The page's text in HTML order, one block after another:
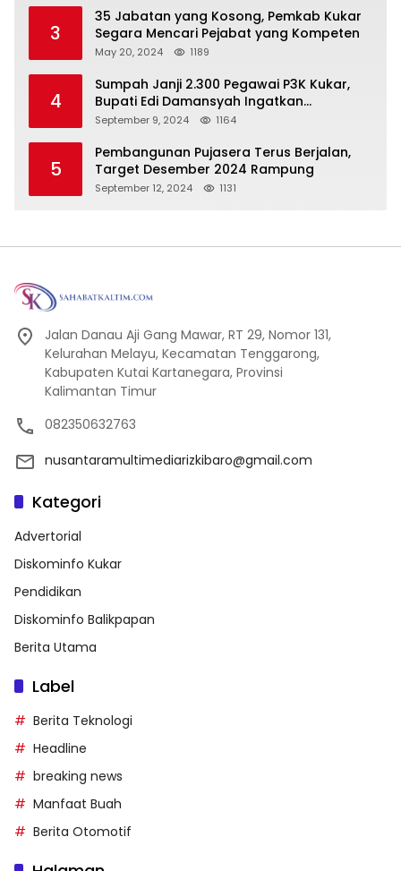
3
35 Jabatan yang Kosong, Pemkab Kukar
Segara Mencari Pejabat yang Kompeten
May 20, 2024 1189
4
Sumpah Janji 2.300 Pegawai P3K Kukar,
Bupati Edi Damansyah Ingatkan
Tanggung Jawab Baru
September 9, 2024 1164
5
Pembangunan Pujasera Terus Berjalan,
Target Desember 2024 Rampung
September 12, 2024 1131
Jalan Danau Aji Gang Mawar, RT 29, Nomor 131,
Kelurahan Melayu, Kecamatan Tenggarong,
Kabupaten Kutai Kartanegara, Provinsi
Kalimantan Timur
082350632763
nusantaramultimediarizkibaro@gmail.com
Kategori
Advertorial
Diskominfo Kukar
Pendidikan
Diskominfo Balikpapan
Berita Utama
Label
Berita Teknologi
Headline
breaking news
Manfaat Buah
Berita Otomotif